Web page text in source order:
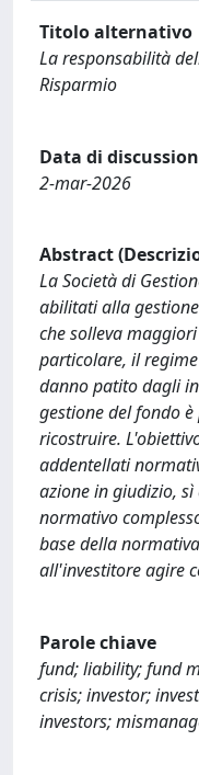
Titolo alternativo
La responsabilità
Risparmio
Data di
2-mar-2026
Abstract
La Società di
abilitati alla
che solleva
particolare, il
danno patito dagli
gestione del fondo
ricostruire.
addentellati
azione in giudizio,
normativo
base della
all'investitore agire
Parole chiave
fund; liability; fund
crisis; investor;
investors;